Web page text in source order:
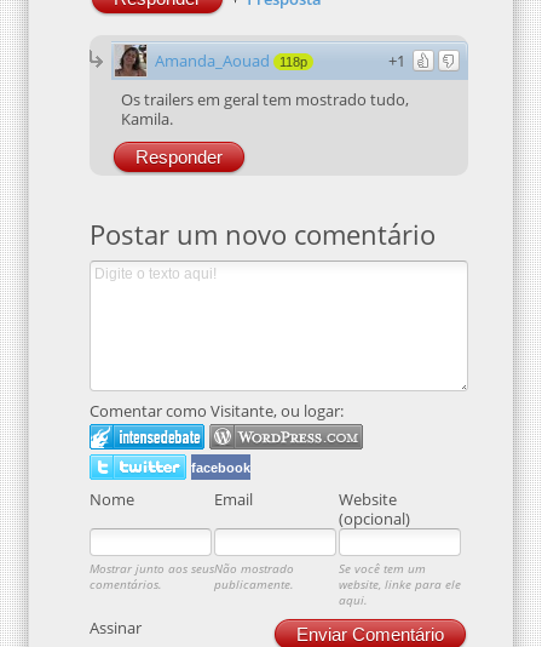
+1
Amanda_Aouad 118p
Os trailers em geral tem mostrado tudo,
Kamila.
Responder
Postar um novo comentário
Comentar como Visitante, ou logar:
facebook
Nome Email
Website
(opcional)
Mostrar junto aos seus
comentários.
Não mostrado
publicamente.
Se você tem um
website, linke para ele
aqui.
Enviar Comentário
Assinar